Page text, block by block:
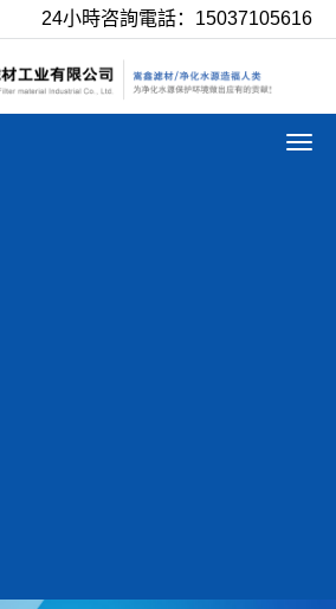
24小時咨詢電話：15037105616
導